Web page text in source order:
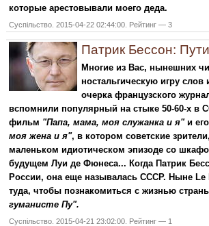
которые арестовывали моего деда.
Суспільство. 2015-04-22 02:44:00. Рейтинг — 3
Патрик Бессон:
Многие из Вас, нынешних
ностальгическую игру
очерка французского
вспомнили популярный на стыке 50-60-х в
фильм "Папа, мама, моя служанка и я"и
моя жена и я", в котором советские
маленьком идиотическом эпизоде со
будущем Луи де Фюнеса... Когда Патрик
России, она еще называлась СССР. Ныне Le
туда, чтобы познакомиться с жизнью
гуманисте Пу".
Суспільство. 2015-04-21 23:02:00. Рейтинг — 1